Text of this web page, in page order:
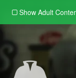
Show Adult